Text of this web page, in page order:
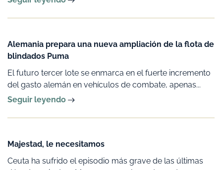
Alemania prepara una nueva ampliación de la flota de
blindados Puma
El futuro tercer lote se enmarca en el fuerte incremento
del gasto alemán en vehículos de combate, apenas...
Seguir leyendo
Majestad, le necesitamos
Ceuta ha sufrido el episodio más grave de las últimas